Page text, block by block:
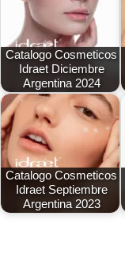
Catalogo Cosmeticos
Idraet Diciembre
Argentina 2024
Catalogo Cosmeticos
Idraet Septiembre
Argentina 2023